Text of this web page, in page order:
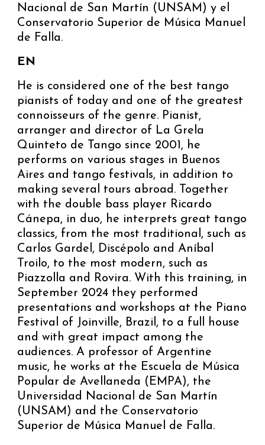
Nacional de San Martín (UNSAM) y el
Conservatorio Superior de Música Manuel
de Falla.
EN
He is considered one of the best tango
pianists of today and one of the greatest
connoisseurs of the genre. Pianist,
arranger and director of La Grela
Quinteto de Tango since 2001, he
performs on various stages in Buenos
Aires and tango festivals, in addition to
making several tours abroad. Together
with the double bass player Ricardo
Cánepa, in duo, he interprets great tango
classics, from the most traditional, such as
Carlos Gardel, Discépolo and Aníbal
Troilo, to the most modern, such as
Piazzolla and Rovira. With this training, in
September 2024 they performed
presentations and workshops at the Piano
Festival of Joinville, Brazil, to a full house
and with great impact among the
audiences. A professor of Argentine
music, he works at the Escuela de Música
Popular de Avellaneda (EMPA), the
Universidad Nacional de San Martín
(UNSAM) and the Conservatorio
Superior de Música Manuel de Falla.